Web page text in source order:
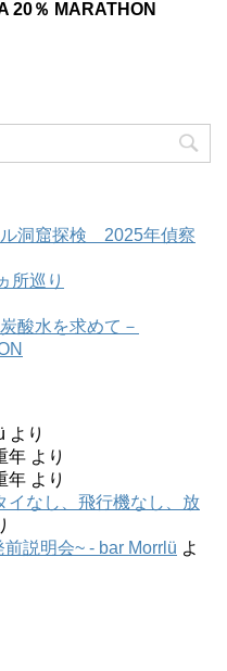
20％ MARATHON
洞窟探検 2025年偵察
所巡り
酸水を求めて－
より
年 より
年 より
イなし、飛行機なし、放
説明会~ - bar Morrlü よ